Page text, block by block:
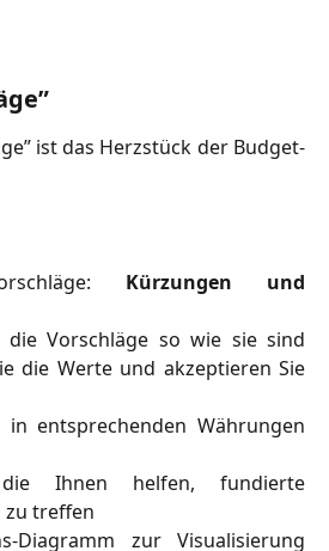
ist das Herzstück der Budget-
Kürzungen und
die Vorschläge so wie sie sind
die Werte und akzeptieren Sie
entsprechenden Währungen
Ihnen helfen, fundierte
zu treffen
Diagramm zur Visualisierung